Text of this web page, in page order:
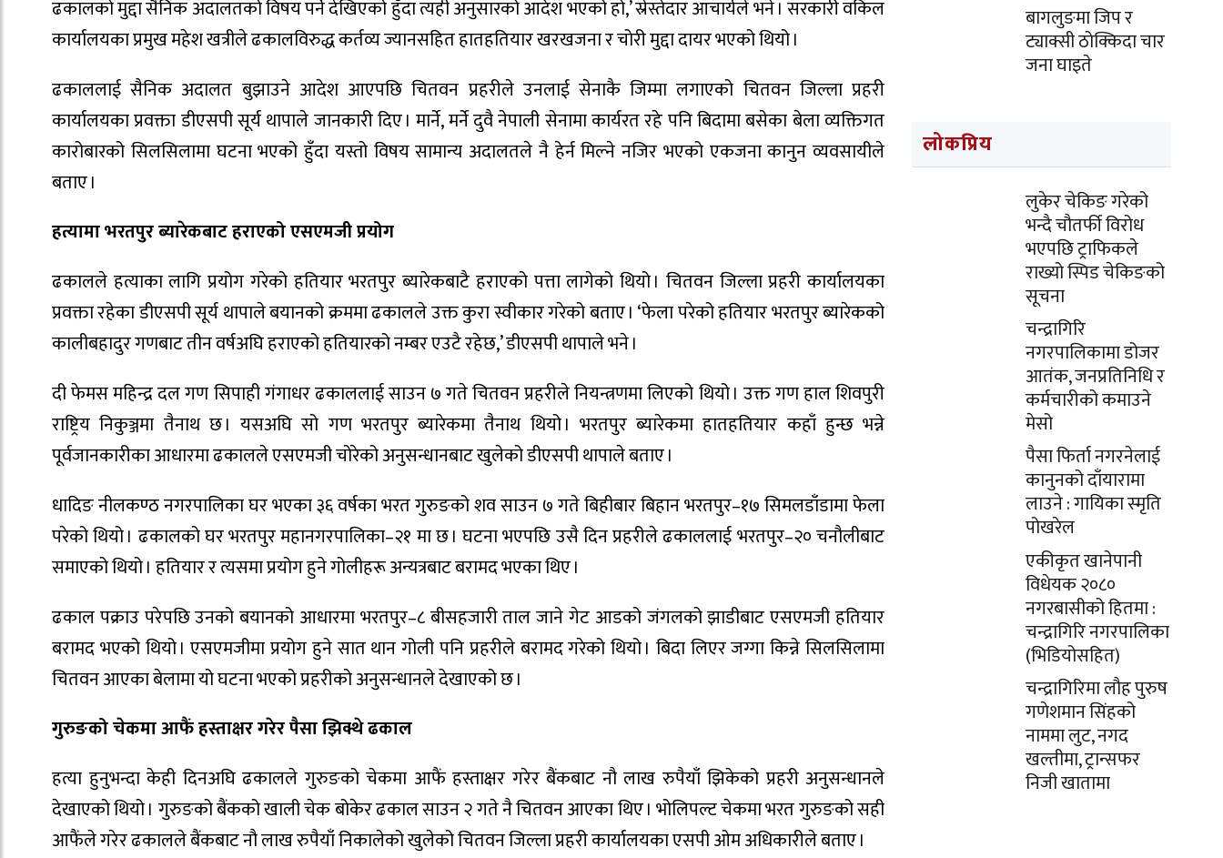
ढकालको मुद्दा सैनिक अदालतको विषय पर्ने देखिएको हुँदा त्यही अनुसारको आदेश भएको हो,’ स्रेस्तेदार आचार्यले भने । सरकारी वकिल
कार्यालयका प्रमुख महेश खत्रीले ढकालविरुद्ध कर्तव्य ज्यानसहित हातहतियार खरखजना र चोरी मुद्दा दायर भएको थियो ।
ढकाललाई सैनिक अदालत बुझाउने आदेश आएपछि चितवन प्रहरीले उनलाई सेनाकै जिम्मा लगाएको चितवन जिल्ला प्रहरी
कार्यालयका प्रवक्ता डीएसपी सूर्य थापाले जानकारी दिए । मार्ने, मर्ने दुवै नेपाली सेनामा कार्यरत रहे पनि बिदामा बसेका बेला व्यक्तिगत
कारोबारको सिलसिलामा घटना भएको हुँदा यस्तो विषय सामान्य अदालतले नै हेर्न मिल्ने नजिर भएको एकजना कानुन व्यवसायीले
बताए ।
हत्यामा भरतपुर ब्यारेकबाट हराएको एसएमजी प्रयोग
ढकालले हत्याका लागि प्रयोग गरेको हतियार भरतपुर ब्यारेकबाटै हराएको पत्ता लागेको थियो । चितवन जिल्ला प्रहरी कार्यालयका
प्रवक्ता रहेका डीएसपी सूर्य थापाले बयानको क्रममा ढकालले उक्त कुरा स्वीकार गरेको बताए । ‘फेला परेको हतियार भरतपुर ब्यारेकको
कालीबहादुर गणबाट तीन वर्षअघि हराएको हतियारको नम्बर एउटै रहेछ,’ डीएसपी थापाले भने ।
दी फेमस महिन्द्र दल गण सिपाही गंगाधर ढकाललाई साउन ७ गते चितवन प्रहरीले नियन्त्रणमा लिएको थियो । उक्त गण हाल शिवपुरी
राष्ट्रिय निकुञ्जमा तैनाथ छ । यसअघि सो गण भरतपुर ब्यारेकमा तैनाथ थियो । भरतपुर ब्यारेकमा हातहतियार कहाँ हुन्छ भन्ने
पूर्वजानकारीका आधारमा ढकालले एसएमजी चोरेको अनुसन्धानबाट खुलेको डीएसपी थापाले बताए ।
धादिङ नीलकण्ठ नगरपालिका घर भएका ३६ वर्षका भरत गुरुङको शव साउन ७ गते बिहीबार बिहान भरतपुर–१७ सिमलडाँडामा फेला
परेको थियो । ढकालको घर भरतपुर महानगरपालिका–२१ मा छ । घटना भएपछि उसै दिन प्रहरीले ढकाललाई भरतपुर–२० चनौलीबाट
समाएको थियो । हतियार र त्यसमा प्रयोग हुने गोलीहरू अन्यत्रबाट बरामद भएका थिए ।
ढकाल पक्राउ परेपछि उनको बयानको आधारमा भरतपुर–८ बीसहजारी ताल जाने गेट आडको जंगलको झाडीबाट एसएमजी हतियार
बरामद भएको थियो । एसएमजीमा प्रयोग हुने सात थान गोली पनि प्रहरीले बरामद गरेको थियो । बिदा लिएर जग्गा किन्ने सिलसिलामा
चितवन आएका बेलामा यो घटना भएको प्रहरीको अनुसन्धानले देखाएको छ ।
गुरुङको चेकमा आफैं हस्ताक्षर गरेर पैसा झिक्थे ढकाल
हत्या हुनुभन्दा केही दिनअघि ढकालले गुरुङको चेकमा आफैं हस्ताक्षर गरेर बैंकबाट नौ लाख रुपैयाँ झिकेको प्रहरी अनुसन्धानले
देखाएको थियो । गुरुङको बैंकको खाली चेक बोकेर ढकाल साउन २ गते नै चितवन आएका थिए । भोलिपल्ट चेकमा भरत गुरुङको सही
आफैंले गरेर ढकालले बैंकबाट नौ लाख रुपैयाँ निकालेको खुलेको चितवन जिल्ला प्रहरी कार्यालयका एसपी ओम अधिकारीले बताए ।
बागलुङमा जिप र
ट्याक्सी ठोक्किदा चार
जना घाइते
लोकप्रिय
लुकेर चेकिङ गरेको
भन्दै चौतर्फी विरोध
भएपछि ट्राफिकले
राख्यो स्पिड चेकिङको
सूचना
चन्द्रागिरि
नगरपालिकामा डोजर
आतंक, जनप्रतिनिधि र
कर्मचारीको कमाउने
मेसो
पैसा फिर्ता नगरनेलाई
कानुनको दाँयारामा
लाउने : गायिका स्‍मृति
पोखरेल
एकीकृत खानेपानी
विधेयक २०८०
नगरबासीको हितमा :
चन्द्रागिरि नगरपालिका
(भिडियोसहित)
चन्द्रागिरिमा लौह पुरुष
गणेशमान सिंहको
नाममा लुट, नगद
खल्तीमा, ट्रान्सफर
निजी खातामा